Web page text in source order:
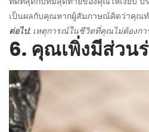
เป็นผลกับคุณหากผู้สัมภาษณ์คิดว่าคุณท
ต่อไป: เหตุการณ์ในชีวิตที่คุณไม่ต้องกา
6. คุณเพิ่งมีส่วน